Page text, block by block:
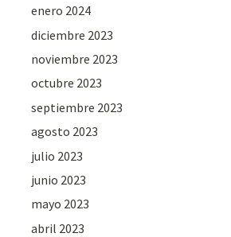
enero 2024
diciembre 2023
noviembre 2023
octubre 2023
septiembre 2023
agosto 2023
julio 2023
junio 2023
mayo 2023
abril 2023